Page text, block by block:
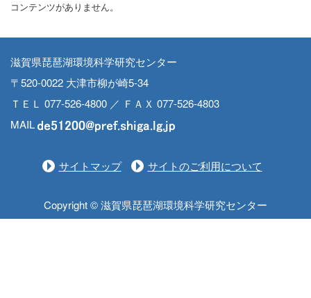
コンテンツがありません。
滋賀県琵琶湖環境科学研究センター
〒520-0022 大津市柳が崎5-34
ＴＥＬ 077-526-4800 ／ ＦＡＸ 077-526-4803
MAIL
サイトマップ サイトのご利用について
Copyright © 滋賀県琵琶湖環境科学研究センター